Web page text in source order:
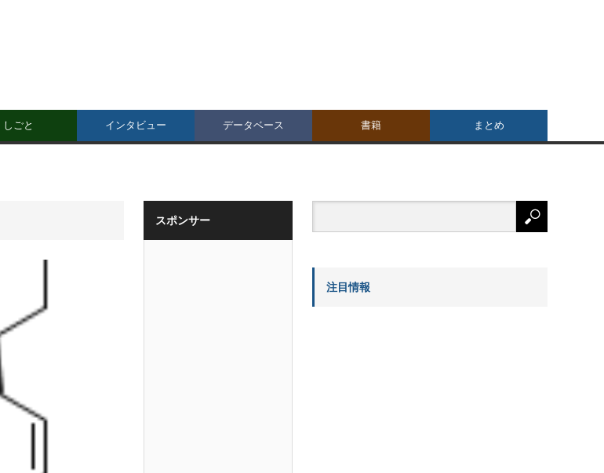
しごと インタビュー データベース 書籍 まとめ
スポンサー
注目情報